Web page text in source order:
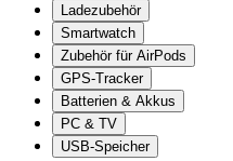
Ladezubehör
Smartwatch
Zubehör für AirPods
GPS-Tracker
Batterien & Akkus
PC & TV
USB-Speicher